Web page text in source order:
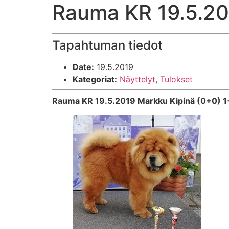
Rauma KR
Tapahtuman tiedot
Date: 19.5.2019
Kategoriat: Näyttelyt, Tulokset
Rauma KR 19.5.2019 Markku Kipinä (0+0)